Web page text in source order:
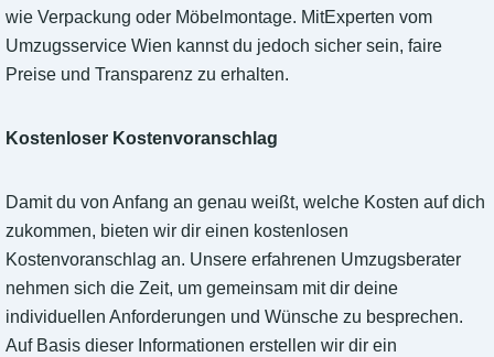
wie Verpackung oder Möbelmontage. MitExperten vom
Umzugsservice Wien kannst du jedoch sicher sein, faire
Preise und Transparenz zu erhalten.
Kostenloser Kostenvoranschlag
Damit du von Anfang an genau weißt, welche Kosten auf dich
zukommen, bieten wir dir einen kostenlosen
Kostenvoranschlag an. Unsere erfahrenen Umzugsberater
nehmen sich die Zeit, um gemeinsam mit dir deine
individuellen Anforderungen und Wünsche zu besprechen.
Auf Basis dieser Informationen erstellen wir dir ein